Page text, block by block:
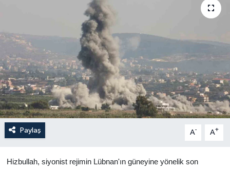
Paylaş A- A+
Hizbullah, siyonist rejimin Lübnan'ın güneyine yönelik son
Bi̇li̇m & Teknoloji̇
Dünya
Eği̇ti̇m